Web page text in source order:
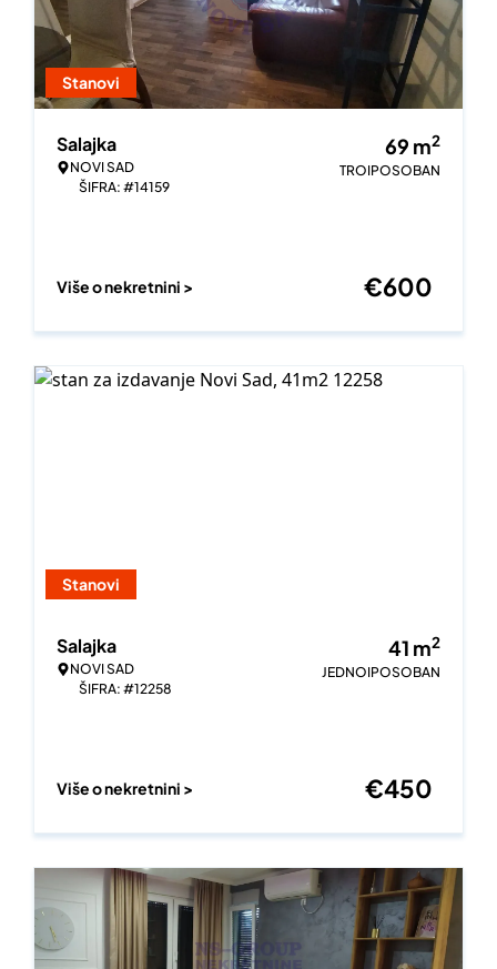
Stanovi
Salajka
NOVI SAD
ŠIFRA: #14159
69 m2
TROIPOSOBAN
Više o nekretnini > €600
Stanovi
Salajka
NOVI SAD
ŠIFRA: #12258
41 m2
JEDNOIPOSOBAN
Više o nekretnini > €450